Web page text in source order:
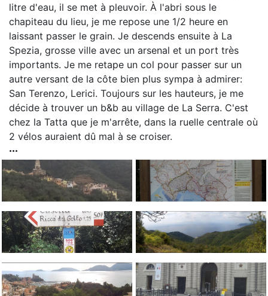
litre d'eau, il se met à pleuvoir. À l'abri sous le
chapiteau du lieu, je me repose une 1/2 heure en
laissant passer le grain. Je descends ensuite à La
Spezia, grosse ville avec un arsenal et un port très
importants. Je me retape un col pour passer sur un
autre versant de la côte bien plus sympa à admirer:
San Terenzo, Lerici. Toujours sur les hauteurs, je me
décide à trouver un b&b au village de La Serra. C'est
chez la Tatta que je m'arrête, dans la ruelle centrale où
2 vélos auraient dû mal à se croiser.